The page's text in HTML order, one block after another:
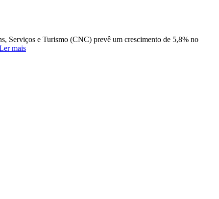
Serviços e Turismo (CNC) prevê um crescimento de 5,8% no
mais